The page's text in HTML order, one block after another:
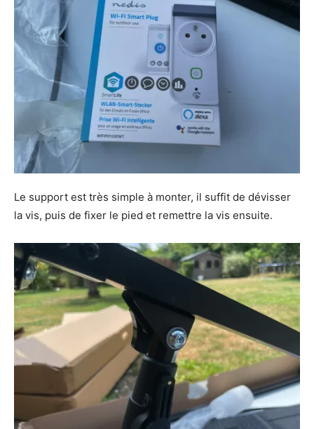
Le support est très simple à monter, il suffit de dévisser
la vis, puis de fixer le pied et remettre la vis ensuite.